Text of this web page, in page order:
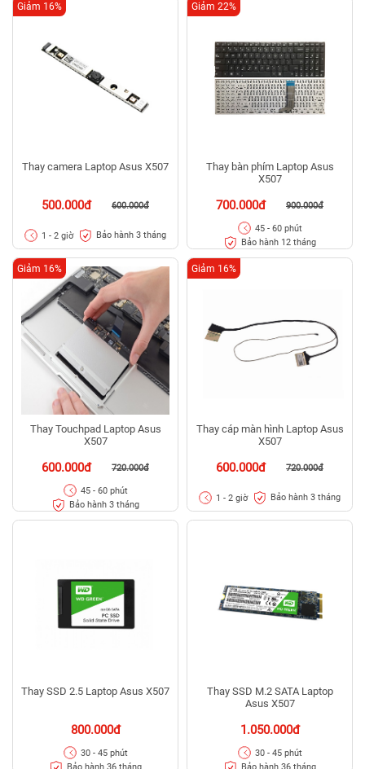
Thay camera Laptop Asus X507
500.000đ 600.000đ
Giảm 16%
1 - 2 giờ Bảo hành 3 tháng
Thay bàn phím Laptop Asus
X507
700.000đ 900.000đ
Giảm 22%
45 - 60 phút
Bảo hành 12 tháng
Thay Touchpad Laptop Asus
X507
600.000đ 720.000đ
Giảm 16%
45 - 60 phút
Bảo hành 3 tháng
Thay cáp màn hình Laptop Asus
X507
600.000đ 720.000đ
Giảm 16%
1 - 2 giờ Bảo hành 3 tháng
Thay SSD 2.5 Laptop Asus X507
800.000đ
30 - 45 phút
Thay SSD M.2 SATA Laptop
Asus X507
1.050.000đ
30 - 45 phút